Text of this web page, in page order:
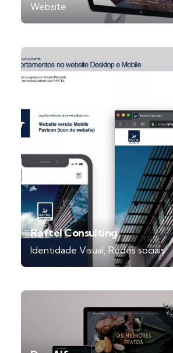
Website
Raftel Consulting
Identidade Visual Redes sociais